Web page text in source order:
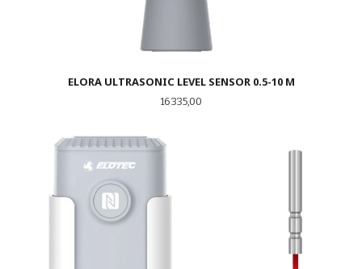
ELORA ULTRASONIC LEVEL SENSOR 0.5-10 M
Pris
16 335,00